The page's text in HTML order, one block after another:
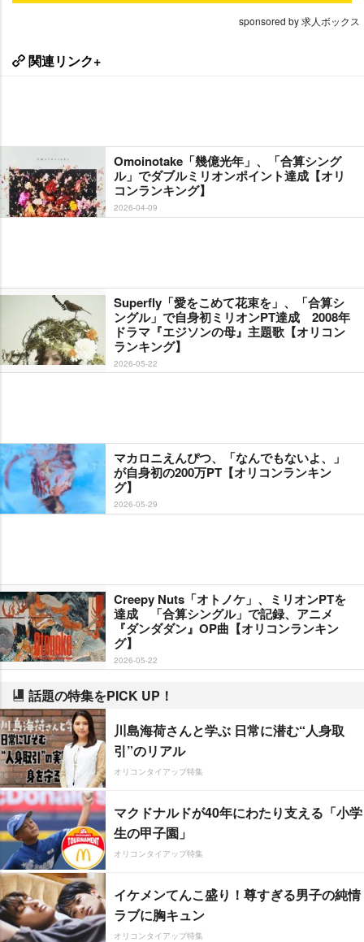
sponsored by 求人ボックス
関連リンク+
Omoinotake「幾億光年」、「合算シング
ル」でダブルミリオンポイント達成【オリ
コンランキング】
2026-04-09
Superfly「愛をこめて花束を」、「合算シ
ングル」で自身初ミリオンPT達成 2008年
ドラマ『エジソンの母』主題歌【オリコン
ランキング】
2026-05-22
マカロニえんぴつ、「なんでもないよ、」
が自身初の200万PT【オリコンランキン
グ】
2026-05-29
Creepy Nuts「オトノケ」、ミリオンPTを
達成 「合算シングル」で記録、アニメ
『ダンダダン』OP曲【オリコンランキン
グ】
2026-05-22
話題の特集をPICK UP！
川島海荷さんと学ぶ 日常に潜む“人身取
引”のリアル
オリコンタイアップ特集
マクドナルドが40年にわたり支える「小学
生の甲子園」
オリコンタイアップ特集
イケメンてんこ盛り！尊すぎる男子の純情
ラブに胸キュン
オリコンタイアップ特集